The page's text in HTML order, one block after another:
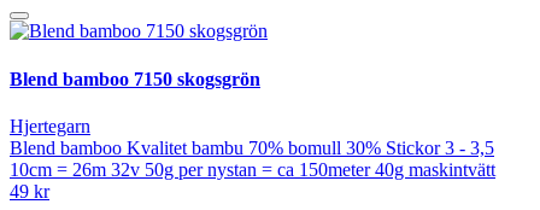
Blend bamboo 7150 skogsgrön
Hjertegarn
Blend bamboo Kvalitet bambu 70% bomull 30% Stickor 3 - 3,5
10cm = 26m 32v 50g per nystan = ca 150meter 40g maskintvätt
49 kr